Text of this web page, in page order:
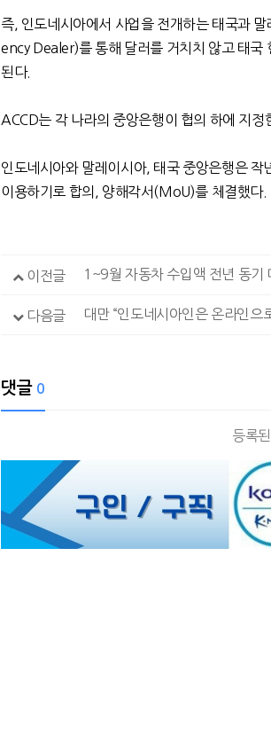
즉, 인도네시아에서 사업을 전개하는 태국과
ency Dealer)를 통해 달러를 거치치 않고 태국
된다.
ACCD는 각 나라의 중앙은행이 협의 하에 지정
인도네시아와 말레이시아, 태국 중앙은행은
이용하기로 합의, 양해각서(MoU)를 체결했다.
이전글 1~9월 자동차 수입액 전년 동기
다음글 대만 “인도네시아인은 온라인으
댓글 0
등록